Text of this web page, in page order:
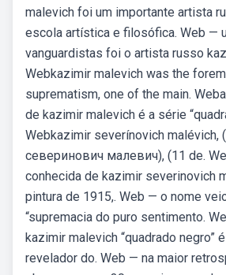
malevich foi um importante artista
escola artística e filosófica. Web —
vanguardistas foi o artista russo
Webkazimir malevich was the
suprematism, one of the main.
de kazimir malevich é a série
Webkazimir severínovich malévich,
северинович малевич), (11 de.
conhecida de kazimir severinovich
pintura de 1915,. Web — o nome
“supremacia do puro sentimento.
kazimir malevich “quadrado negro”
revelador do. Web — na maior